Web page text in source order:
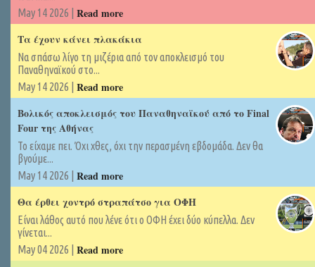
May 14 2026 | Read more
Τα έχουν κάνει πλακάκια
Να σπάσω λίγο τη μιζέρια από τον αποκλεισμό του
Παναθηναϊκού στο...
May 14 2026 | Read more
Βολικός αποκλεισμός του Παναθηναϊκού από το Final
Four της Αθήνας
Το είχαμε πει. Όχι χθες, όχι την περασμένη εβδομάδα. Δεν θα
βγούμε...
May 14 2026 | Read more
Θα έρθει χοντρό στραπάτσο για ΟΦΗ
Είναι λάθος αυτό που λένε ότι ο ΟΦΗ έχει δύο κύπελλα. Δεν
γίνεται...
May 04 2026 | Read more